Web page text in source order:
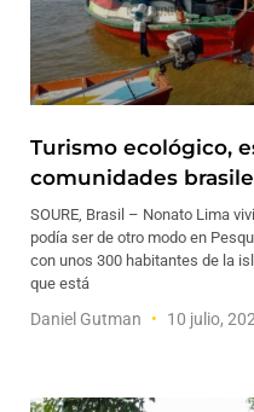
Turismo ecológico,
comunidades
SOURE, Brasil – Nonato Lima
podía ser de otro modo en
con unos 300 habitantes de la
que está
Daniel Gutman 10 julio,